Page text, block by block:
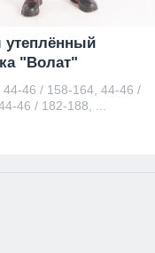
утеплённый
"Волат"
46 / 158-164, 44-46 /
46 / 182-188, ...